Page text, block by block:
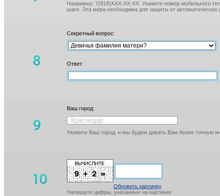
Например: 7(918)XXX-XX-XX. Укажите номер мобильного
шаге. Эта мера необходима для защиты от автоматических
Секретный вопрос:
Ответ:
Ваш город:
Укажите Ваш город, и мы будем давать Вам более точную
Обновить картинку
Напишите цифры, указанные на картинке